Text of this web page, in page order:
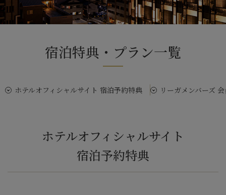
宿泊特典・プラン一覧
ホテルオフィシャルサイト 宿泊予約特典 リーガメンバーズ
ホテルオフィシャルサイト
宿泊予約特典